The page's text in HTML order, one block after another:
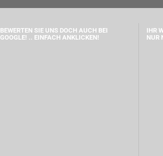
BEWERTEN SIE UNS DOCH AUCH BEI
GOOGLE! .. EINFACH ANKLICKEN!
IHR
NUR